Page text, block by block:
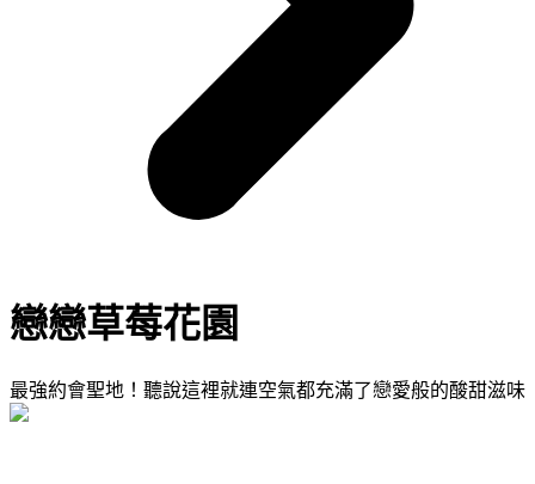
戀戀草莓花園
最強約會聖地！聽說這裡就連空氣都充滿了戀愛般的酸甜滋味